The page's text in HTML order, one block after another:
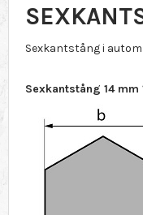
Sexkantstång i
Sexkantstång 14 mm